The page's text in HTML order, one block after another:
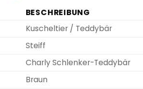
BESCHREIBUNG
Kuscheltier / Teddybär
Steiff
Charly Schlenker-Teddybär
Braun